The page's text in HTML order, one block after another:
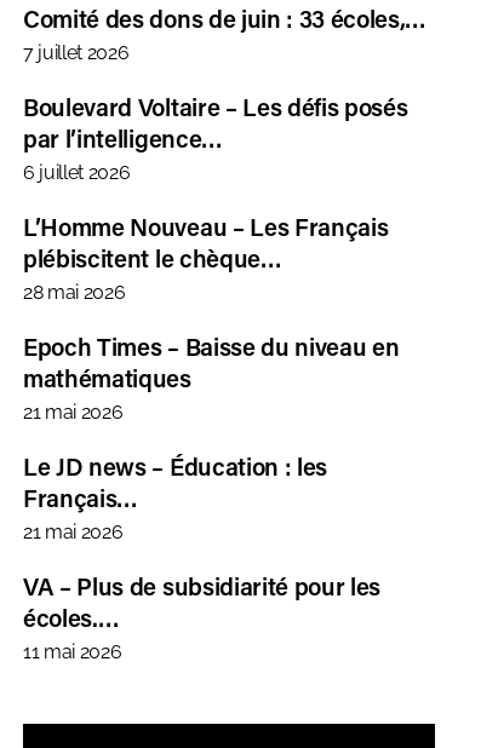
Comité des dons de juin : 33 écoles,…
7 juillet 2026
Boulevard Voltaire – Les défis posés
par l’intelligence…
6 juillet 2026
L’Homme Nouveau – Les Français
plébiscitent le chèque…
28 mai 2026
Epoch Times – Baisse du niveau en
mathématiques
21 mai 2026
Le JD news – Éducation : les
Français…
21 mai 2026
VA – Plus de subsidiarité pour les
écoles.…
11 mai 2026